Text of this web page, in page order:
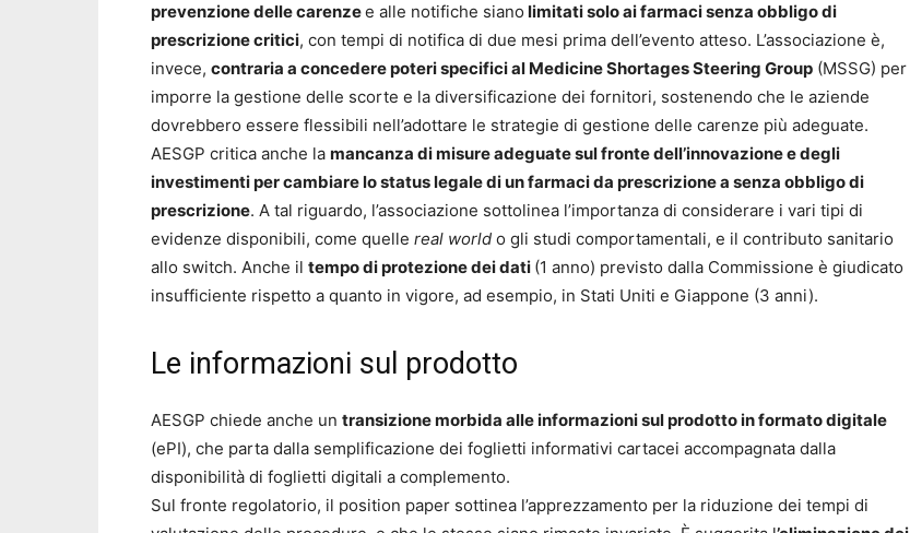
prevenzione delle carenzee alle notifiche siano limitati solo ai farmaci senza obbligo di
prescrizione critici, con tempi di notifica di due mesi prima dell’evento atteso. L’associazione è,
invece, contraria a concedere poteri specifici al Medicine Shortages Steering Group (MSSG) per
imporre la gestione delle scorte e la diversificazione dei fornitori, sostenendo che le aziende
dovrebbero essere flessibili nell’adottare le strategie di gestione delle carenze più adeguate.
AESGP critica anche la mancanza di misure adeguate sul fronte dell’innovazione e degli
investimenti per cambiare lo status legale di un farmaci da prescrizione a senza obbligo di
prescrizione. A tal riguardo, l’associazione sottolinea l’importanza di considerare i vari tipi di
evidenze disponibili, come quelle real world o gli studi comportamentali, e il contributo sanitario
allo switch. Anche il tempo di protezione dei dati (1 anno) previsto dalla Commissione è giudicato
insufficiente rispetto a quanto in vigore, ad esempio, in Stati Uniti e Giappone (3 anni).
Le informazioni sul prodotto
AESGP chiede anche un transizione morbida alle informazioni sul prodotto in formato digitale
(ePI), che parta dalla semplificazione dei foglietti informativi cartacei accompagnata dalla
disponibilità di foglietti digitali a complemento.
Sul fronte regolatorio, il position paper sottinea l’apprezzamento per la riduzione dei tempi di